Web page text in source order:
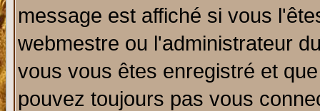
message est affiché si vous
webmestre ou l'administrateur
vous vous êtes enregistré et
pouvez toujours pas vous